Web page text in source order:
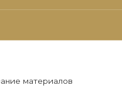
материалов